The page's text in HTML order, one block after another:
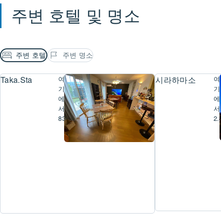
주변 호텔 및 명소
주변 호텔 주변 명소
Taka.Sta
여
기
에
서
832m
시라하마소
여
기
에
서